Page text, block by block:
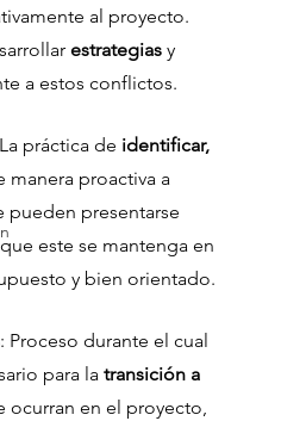
al proyecto.
estrategias y
a estos conflictos.
práctica de identificar,
manera proactiva a
pueden presentarse
este se mantenga en
y bien orientado.
: Proceso durante el cual
para la transición a
ocurran en el proyecto,